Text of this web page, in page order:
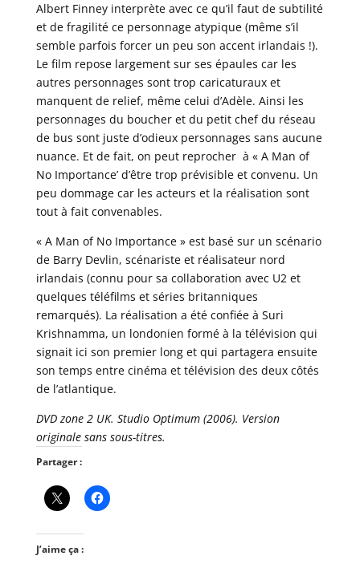
Albert Finney interprète avec ce qu’il faut de subtilité
et de fragilité ce personnage atypique (même s’il
semble parfois forcer un peu son accent irlandais !).
Le film repose largement sur ses épaules car les
autres personnages sont trop caricaturaux et
manquent de relief, même celui d’Adèle. Ainsi les
personnages du boucher et du petit chef du réseau
de bus sont juste d’odieux personnages sans aucune
nuance. Et de fait, on peut reprocher à « A Man of
No Importance’ d’être trop prévisible et convenu. Un
peu dommage car les acteurs et la réalisation sont
tout à fait convenables.
« A Man of No Importance » est basé sur un scénario
de Barry Devlin, scénariste et réalisateur nord
irlandais (connu pour sa collaboration avec U2 et
quelques téléfilms et séries britanniques
remarqués). La réalisation a été confiée à Suri
Krishnamma, un londonien formé à la télévision qui
signait ici son premier long et qui partagera ensuite
son temps entre cinéma et télévision des deux côtés
de l’atlantique.
DVD zone 2 UK. Studio Optimum (2006). Version
originale sans sous-titres.
Partager :
J’aime ça :